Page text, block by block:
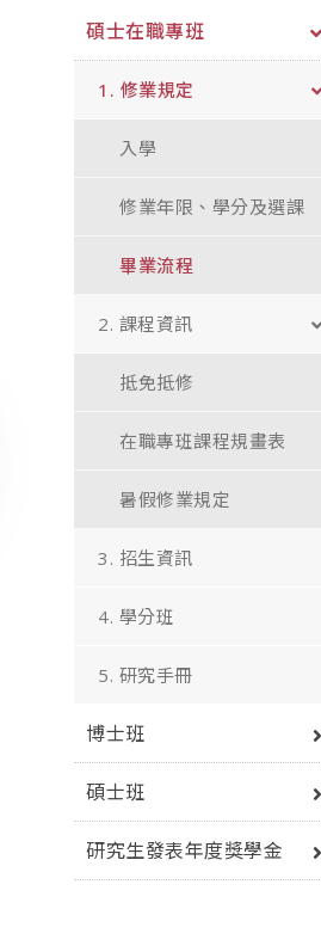
碩士在職專班
1. 修業規定
入學
修業年限、學分及選課
畢業流程
2. 課程資訊
抵免抵修
在職專班課程規畫表
暑假修業規定
3. 招生資訊
4. 學分班
5. 研究手冊
博士班
碩士班
研究生發表年度獎學金